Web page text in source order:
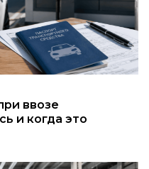
ввозе
и когда это